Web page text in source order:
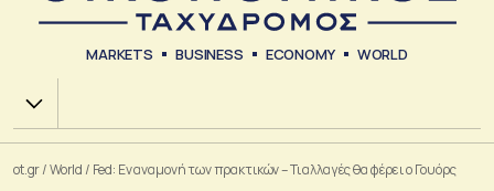
MARKETS BUSINESS ECONOMY WORLD
Χ.Α.
ot.gr/World / Fed: Εν αναμονή των πρακτικών – Τι αλλαγές θα φέρει ο Γουόρς